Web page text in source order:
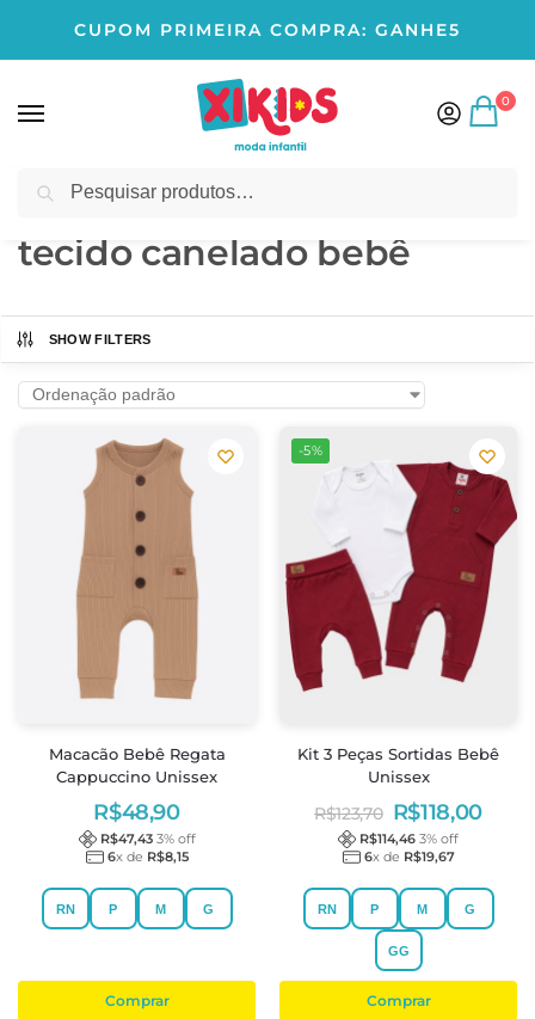
CUPOM PRIMEIRA COMPRA: GANHE5
0
Início Produtos marcados com a tag “tecido canelado bebê”
tecido canelado bebê
SHOW FILTERS
Macacão Bebê Regata
Cappuccino Unissex
R$48,90
R$47,43 3% off
6x de R$8,15
RN P M G
Comprar
-5%
Kit 3 Peças Sortidas Bebê
Unissex
R$123,70 R$118,00
R$114,46 3% off
6x de R$19,67
RN P M G
GG
Comprar